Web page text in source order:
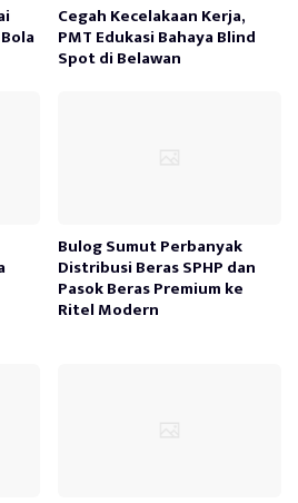
Cegah Kecelakaan Kerja,
PMT Edukasi Bahaya Blind
Spot di Belawan
Bulog Sumut Perbanyak
Distribusi Beras SPHP dan
Pasok Beras Premium ke
Ritel Modern